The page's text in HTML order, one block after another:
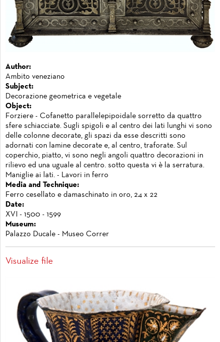
Author:
Ambito veneziano
Subject:
Decorazione geometrica e vegetale
Object:
Forziere - Cofanetto parallelepipoidale sorretto da quattro
sfere schiacciate. Sugli spigoli e al centro dei lati lunghi vi sono
delle colonne decorate, gli spazi da esse descritti sono
adornati con lamine decorate e, al centro, traforate. Sul
coperchio, piatto, vi sono negli angoli quattro decorazioni in
rilievo ed una uguale al centro. sotto questa vi è la serratura.
Maniglie ai lati. - Lavori in ferro
Media and Technique:
Ferro cesellato e damaschinato in oro, 24 x 22
Date:
XVI - 1500 - 1599
Museum:
Palazzo Ducale - Museo Correr
Visualize file